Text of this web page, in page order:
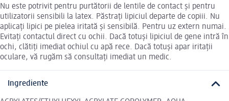
Nu este potrivit pentru purtătorii de lentile de contact și pentru
utilizatorii sensibili la latex. Păstrați lipiciul departe de copiii. Nu
aplicați lipici pe pielea iritată și sensibilă. Pentru uz extern numai.
Evitați contactul direct cu ochii. Dacă totuși lipiciul de gene intră în
ochi, clătiți imediat ochiul cu apă rece. Dacă totuși apar iritații
oculare, vă rugăm să consultați imediat un medic.
Ingrediente